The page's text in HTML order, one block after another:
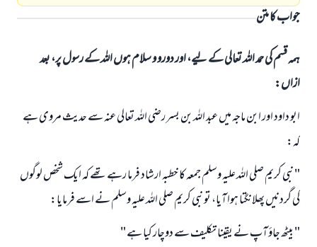
جواب کا متن
ہمہ قسم کی حمد اللہ تعالی کے لیے، اور دورو و سلام ہوں اللہ کے رسول پر، بعد
ازاں:
ابو داود اور ابن ماجہ ميں عبد اللہ بن بسر رضى اللہ تعالى عنہ سے حديث مروى ہے
كہ:
" نبى كريم صلى اللہ عليہ وسلم جمعہ كا خطبہ ارشاد فرما رہے تھے كہ ايك شخص لوگوں
كى گردنيں پھلانگتا ہوا آيا، تو نبى كريم صلى اللہ عليہ وسلم نے اسے فرمايا:
" بيٹھ جاؤ آپ نے يقينا تكليف سے دوچار كيا ہے "